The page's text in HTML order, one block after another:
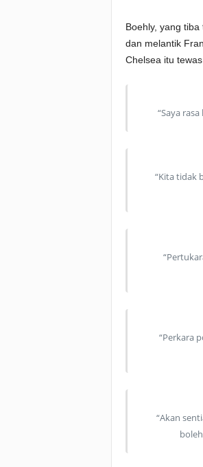
Boehly, yang
dan melantik
Chelsea itu
“Saya
“Kita tidak
“Perkara
“Akan